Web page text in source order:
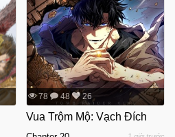
78 48 26
Vua Trộm Mộ: Vạch Đích